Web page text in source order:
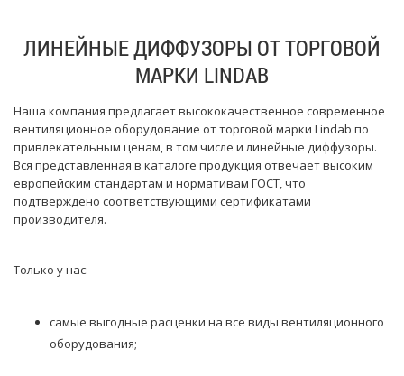
ЛИНЕЙНЫЕ ДИФФУЗОРЫ ОТ ТОРГОВОЙ
МАРКИ LINDAB
Наша компания предлагает высококачественное современное
вентиляционное оборудование от торговой марки Lindab по
привлекательным ценам, в том числе и линейные диффузоры.
Вся представленная в каталоге продукция отвечает высоким
европейским стандартам и нормативам ГОСТ, что
подтверждено соответствующими сертификатами
производителя.
Только у нас:
самые выгодные расценки на все виды вентиляционного
оборудования;